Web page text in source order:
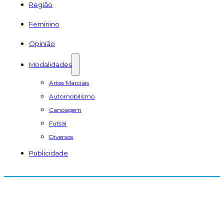
Região
Feminino
Opinião
Modalidades
Artes Marciais
Automobilismo
Canoagem
Futsal
Diversos
Publicidade